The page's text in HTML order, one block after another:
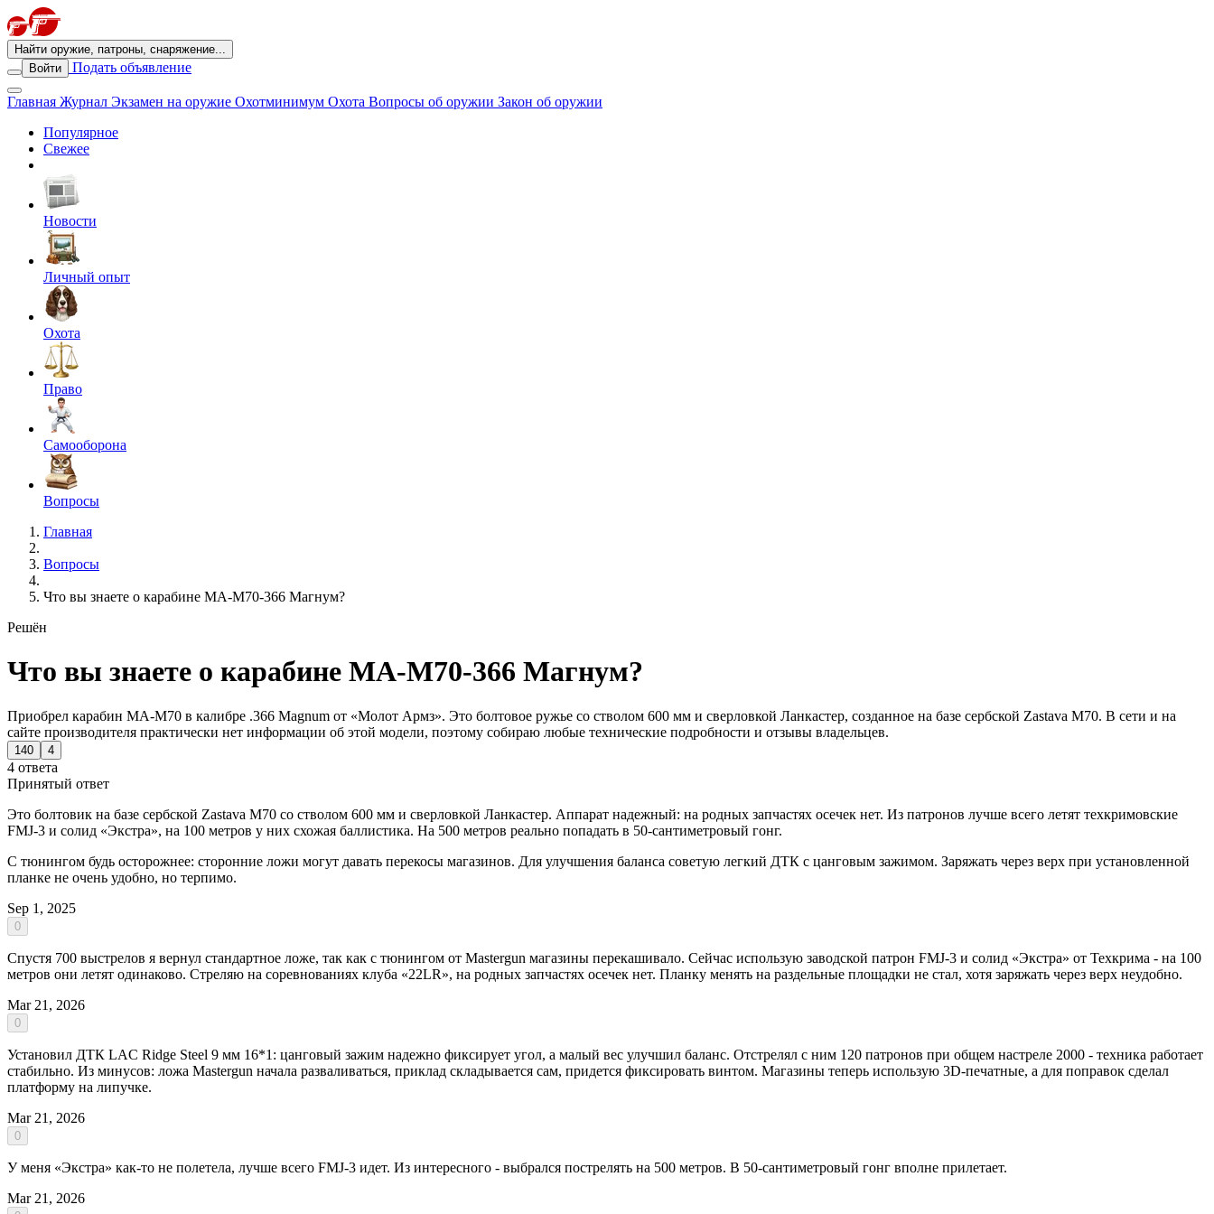
Найти оружие, патроны, снаряжение...
Войти
Подать объявление
Главная Журнал Экзамен на оружие Охотминимум Охота Вопросы об оружии Закон об оружии
Популярное
Свежее
Новости
Личный опыт
Охота
Право
Самооборона
Вопросы
Главная
Вопросы
Что вы знаете о карабине МА-М70-366 Магнум?
Решён
Что вы знаете о карабине МА-М70-366 Магнум?
Приобрел карабин МА-М70 в калибре .366 Magnum от «Молот Армз». Это болтовое ружье со стволом 600 мм и сверловкой Ланкастер, созданное на базе сербской Zastava M70. В сети и на
сайте производителя практически нет информации об этой модели, поэтому собираю любые технические подробности и отзывы владельцев.
140 4
4 ответа
Принятый ответ
Это болтовик на базе сербской Zastava M70 со стволом 600 мм и сверловкой Ланкастер. Аппарат надежный: на родных запчастях осечек нет. Из патронов лучше всего летят техкримовские
FMJ-3 и солид «Экстра», на 100 метров у них схожая баллистика. На 500 метров реально попадать в 50-сантиметровый гонг.
С тюнингом будь осторожнее: сторонние ложи могут давать перекосы магазинов. Для улучшения баланса советую легкий ДТК с цанговым зажимом. Заряжать через верх при установленной
планке не очень удобно, но терпимо.
Sep 1, 2025
0
Спустя 700 выстрелов я вернул стандартное ложе, так как с тюнингом от Mastergun магазины перекашивало. Сейчас использую заводской патрон FMJ-3 и солид «Экстра» от Техкрима - на 100
метров они летят одинаково. Стреляю на соревнованиях клуба «22LR», на родных запчастях осечек нет. Планку менять на раздельные площадки не стал, хотя заряжать через верх неудобно.
Mar 21, 2026
0
Установил ДТК LAC Ridge Steel 9 мм 16*1: цанговый зажим надежно фиксирует угол, а малый вес улучшил баланс. Отстрелял с ним 120 патронов при общем настреле 2000 - техника работает
стабильно. Из минусов: ложа Mastergun начала разваливаться, приклад складывается сам, придется фиксировать винтом. Магазины теперь использую 3D-печатные, а для поправок сделал
платформу на липучке.
Mar 21, 2026
0
У меня «Экстра» как-то не полетела, лучше всего FMJ-3 идет. Из интересного - выбрался пострелять на 500 метров. В 50-сантиметровый гонг вполне прилетает.
Mar 21, 2026